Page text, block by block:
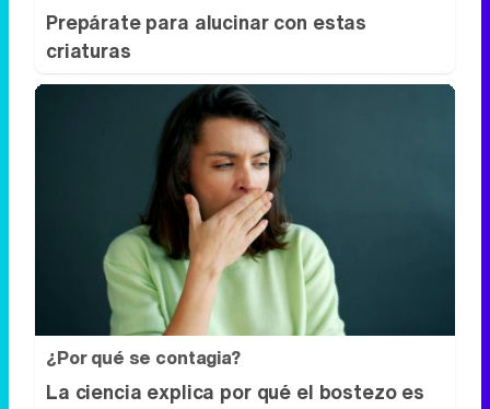
Prepárate para alucinar con estas
criaturas
¿Por qué se contagia?
La ciencia explica por qué el bostezo es